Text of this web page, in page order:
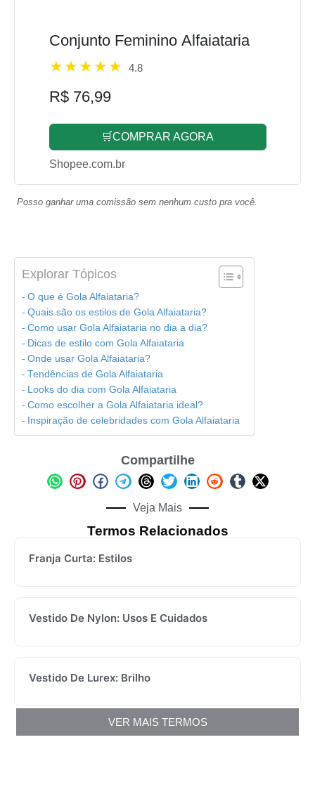
Conjunto Feminino Alfaiataria
4.8
R$ 76,99
🛒COMPRAR AGORA
Shopee.com.br
Posso ganhar uma comissão sem nenhum custo pra você.
Explorar Tópicos
O que é Gola Alfaiataria?
Quais são os estilos de Gola Alfaiataria?
Como usar Gola Alfaiataria no dia a dia?
Dicas de estilo com Gola Alfaiataria
Onde usar Gola Alfaiataria?
Tendências de Gola Alfaiataria
Looks do dia com Gola Alfaiataria
Como escolher a Gola Alfaiataria ideal?
Inspiração de celebridades com Gola Alfaiataria
Compartilhe
Veja Mais
Termos Relacionados
Franja Curta: Estilos
Vestido De Nylon: Usos E Cuidados
Vestido De Lurex: Brilho
VER MAIS TERMOS